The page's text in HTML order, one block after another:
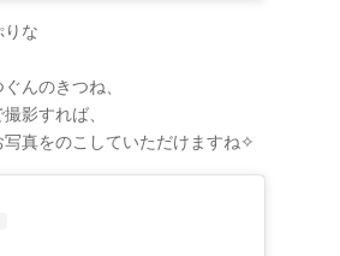
りな
んのきつね、
影すれば、
写真をのこしていただけますね✧